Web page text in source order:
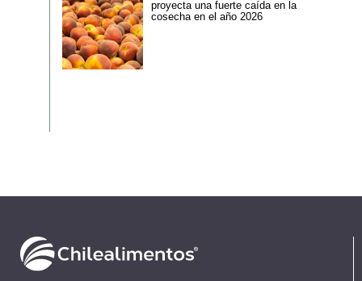
proyecta una fuerte caída en la
cosecha en el año 2026